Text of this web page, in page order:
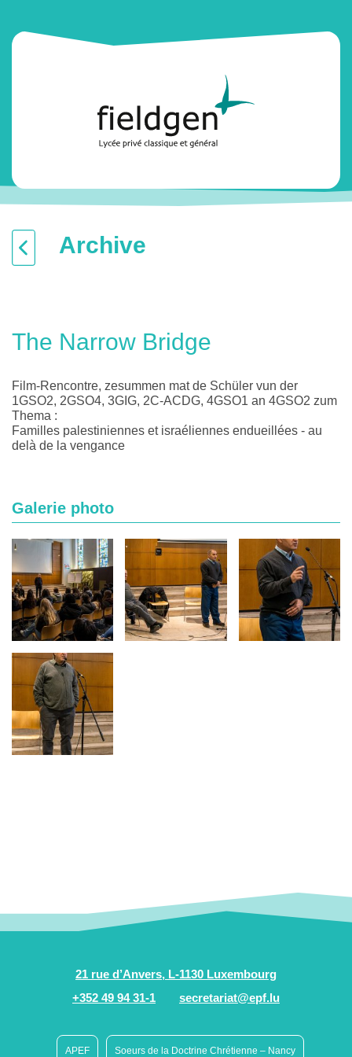
Archive
The Narrow Bridge
Film-Rencontre, zesummen mat de Schüler vun der
1GSO2, 2GSO4, 3GIG, 2C-ACDG, 4GSO1 an 4GSO2 zum
Thema :
Familles palestiniennes et israéliennes endueillées - au
delà de la vengance
Galerie photo
21 rue d’Anvers, L-1130 Luxembourg
+352 49 94 31-1
secretariat@epf.lu
APEF Soeurs de la Doctrine Chrétienne – Nancy